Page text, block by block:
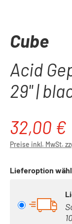
Cube
Acid
29" |
Verkaufspreis:
32,00 €
Preise inkl. MwSt.
Lieferoption